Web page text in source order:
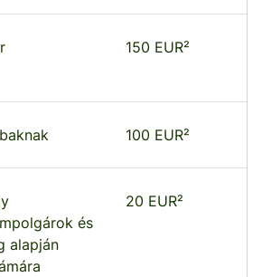
150 EUR²
100 EUR²
és
alapján
20 EUR²